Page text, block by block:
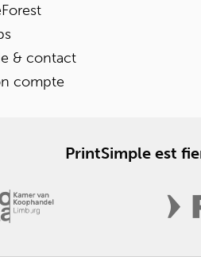
& contact
compte
PrintSimple est